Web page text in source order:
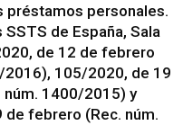
préstamos personales.
de España, Sala
de 12 de febrero
2016), 105/2020, de 19
1400/2015) y
febrero (Rec. núm.